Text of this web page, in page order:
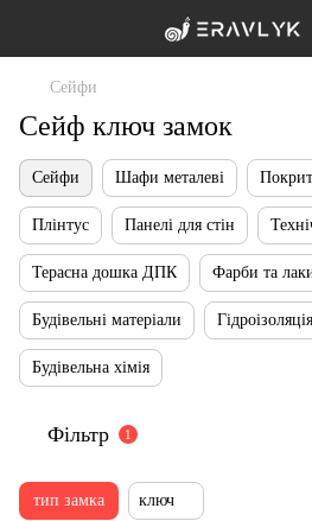
Сейфи
Сейф ключ замок
Сейфи Шафи металеві
Плінтус Панелі для стін
Терасна дошка ДПК Фарби та
Будівельні матеріали Гідроізоляція
Будівельна хімія
Фільтр 1
тип замка ключ